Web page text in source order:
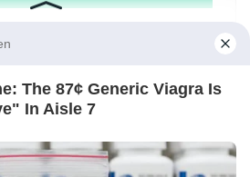
50 Dow Jones NASDAQ 100 Nikkei 225
S&P 500
Weitere Aktien:
Gold SilverSPA a Desert Peak Mineral a
The 87¢ Generic Viagra Is
In Aisle 7